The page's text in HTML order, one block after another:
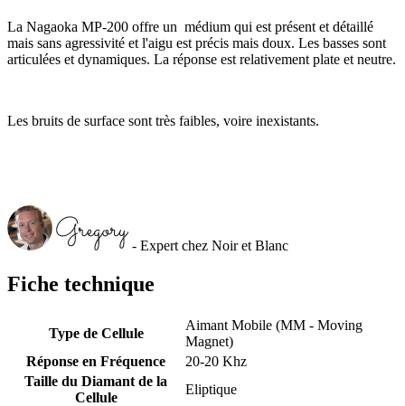
Fiche technique
Type de Cellule
Aimant Mobile (MM - Moving
Magnet)
Réponse en Fréquence
20-20 Khz
Taille du Diamant de la
Cellule
Eliptique
La Nagaoka MP-200 offre un médium qui est présent et détaillé
mais sans agressivité et l'aigu est précis mais doux. Les basses sont
articulées et dynamiques. La réponse est relativement plate et neutre.
Les bruits de surface sont très faibles, voire inexistants.
- Expert chez Noir et Blanc